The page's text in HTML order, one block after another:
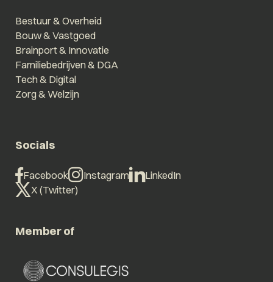
Bestuur & Overheid
Bouw & Vastgoed
Brainport & Innovatie
Familiebedrijven & DGA
Tech & Digital
Zorg & Welzijn
Socials
Facebook Instagram
LinkedIn
X (Twitter)
Member of